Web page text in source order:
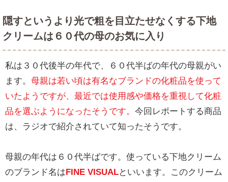
隠すというより光で粗を目立たせなくする下地
クリームは６０代の母のお気に入り
私は３０代後半の年代で、６０代半ばの年代の母親がい
ます。 母親は若い頃は有名なブランドの化粧品を使って
いたようですが、最近では使用感や価格を重視して化粧
品を選ぶようになったそうです。 今回レポートする商品
は、ラジオで紹介されていて知ったそうです。
母親の年代は６０代半ばです。使っている下地クリーム
のブランド名は FINE VISUALといいます。このクリーム